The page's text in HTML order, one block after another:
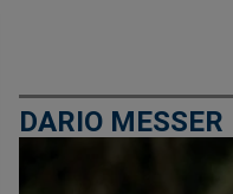
DARIO MESSER